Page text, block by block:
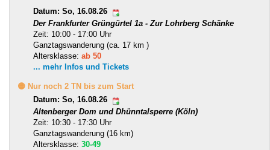
Datum: So, 16.08.26
Der Frankfurter Grüngürtel 1a - Zur Lohrberg Schänke
Zeit: 10:00 - 17:00 Uhr
Ganztagswanderung (ca. 17 km )
Altersklasse: ab 50
... mehr Infos und Tickets
🟡 Nur noch 2 TN bis zum Start
Datum: So, 16.08.26
Altenberger Dom und Dhünntalsperre (Köln)
Zeit: 10:30 - 17:30 Uhr
Ganztagswanderung (16 km)
Altersklasse: 30-49